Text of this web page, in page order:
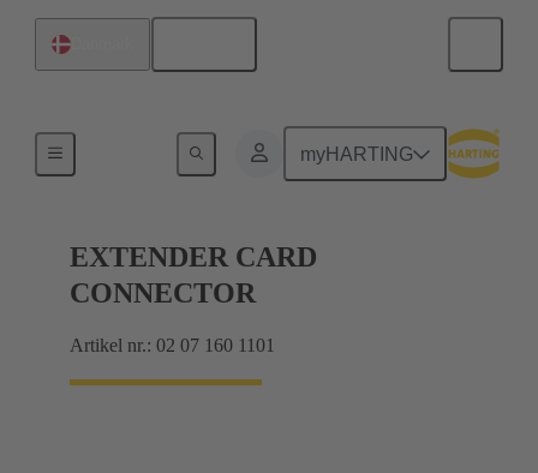
myHARTING
Tilslutning mellem bundkort og datterkort
EXTENDER CARD
CONNECTOR
Artikel nr.: 02 07 160 1101